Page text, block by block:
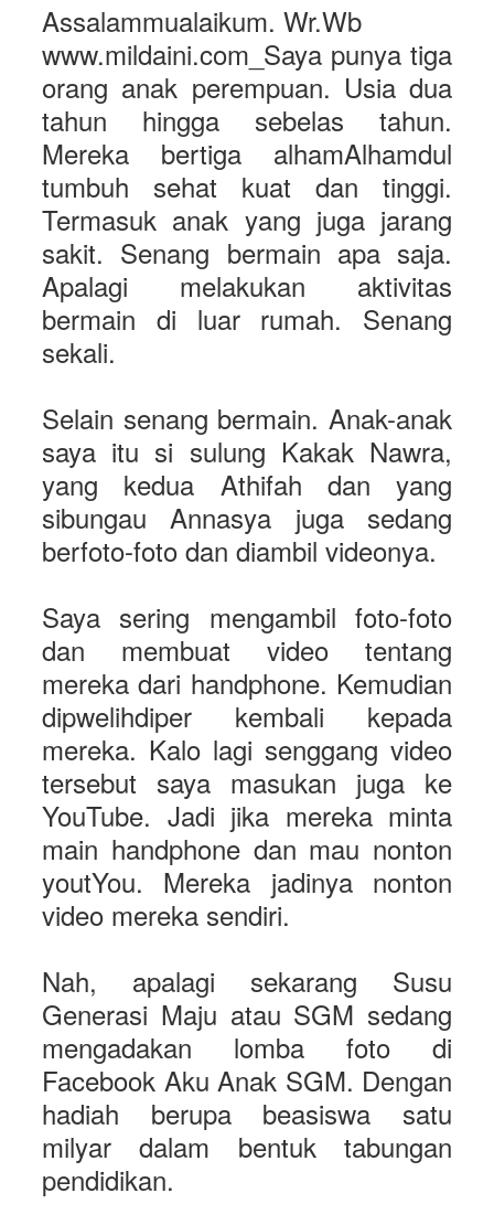
Assalammualaikum. Wr.Wb
www.mildaini.com_Saya punya tiga
orang anak perempuan. Usia dua
tahun hingga sebelas tahun.
Mereka bertiga alhamAlhamdul
tumbuh sehat kuat dan tinggi.
Termasuk anak yang juga jarang
sakit. Senang bermain apa saja.
Apalagi melakukan aktivitas
bermain di luar rumah. Senang
sekali.
Selain senang bermain. Anak-anak
saya itu si sulung Kakak Nawra,
yang kedua Athifah dan yang
sibungau Annasya juga sedang
berfoto-foto dan diambil videonya.
Saya sering mengambil foto-foto
dan membuat video tentang
mereka dari handphone. Kemudian
dipwelihdiper kembali kepada
mereka. Kalo lagi senggang video
tersebut saya masukan juga ke
YouTube. Jadi jika mereka minta
main handphone dan mau nonton
youtYou. Mereka jadinya nonton
video mereka sendiri.
Nah, apalagi sekarang Susu
Generasi Maju atau SGM sedang
mengadakan lomba foto di
Facebook Aku Anak SGM. Dengan
hadiah berupa beasiswa satu
milyar dalam bentuk tabungan
pendidikan.